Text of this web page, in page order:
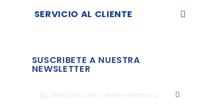
SERVICIO AL CLIENTE
SUSCRIBETE A NUESTRA
NEWSLETTER